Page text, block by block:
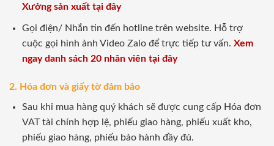
Xưởng sản xuất tại đây
Gọi điện/ Nhắn tin đến hotline trên website. Hỗ trợ
cuộc gọi hình ảnh Video Zalo để trực tiếp tư vấn. Xem
ngay danh sách 20 nhân viên tại đây
2. Hóa đơn và giấy tờ đảm bảo
Sau khi mua hàng quý khách sẽ được cung cấp Hóa đơn
VAT tài chính hợp lệ, phiếu giao hàng, phiếu xuất kho,
phiếu giao hàng, phiếu bảo hành đầy đủ.